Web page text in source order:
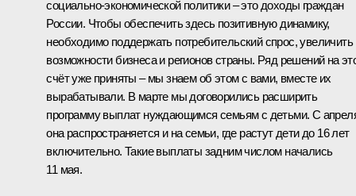
социально-экономической политики – это доходы граждан
России. Чтобы обеспечить здесь позитивную динамику,
необходимо поддержать потребительский спрос, увеличить
возможности бизнеса и регионов страны. Ряд решений на
счёт уже приняты – мы знаем об этом с вами, вместе их
вырабатывали. В марте мы договорились расширить
программу выплат нуждающимся семьям с детьми. С
она распространяется и на семьи, где растут дети до 16 лет
включительно. Такие выплаты задним числом начались
11 мая.